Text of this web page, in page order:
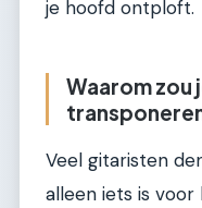
je hoofd ontploft.
Waarom zou
Veel gitaristen
alleen iets is